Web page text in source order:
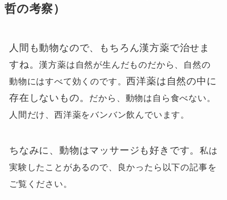
哲の考察）
人間も動物なので、もちろん漢方薬で治せま
すね。漢方薬は自然が生んだものだから、自然の
動物にはすべて効くのです。西洋薬は自然の中に
存在しないもの。 だから、動物は自ら食べない。
人間だけ、西洋薬をバンバン飲んでいます。
ちなみに、動物はマッサージも好きです。私は
実験したことがあるので、良かったら以下の記事を
ご覧ください。